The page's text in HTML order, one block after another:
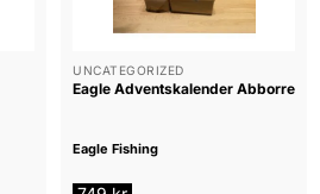
UNCATEGORIZED
Eagle Adventskalender Abborre
Eagle Fishing